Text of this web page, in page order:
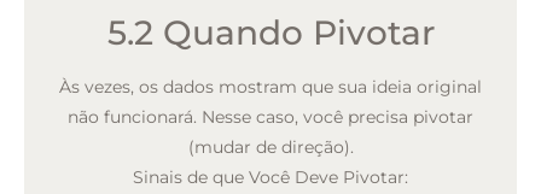
5.2 Quando Pivotar
Às vezes, os dados mostram que sua ideia original
não funcionará. Nesse caso, você precisa pivotar
(mudar de direção).
Sinais de que Você Deve Pivotar: